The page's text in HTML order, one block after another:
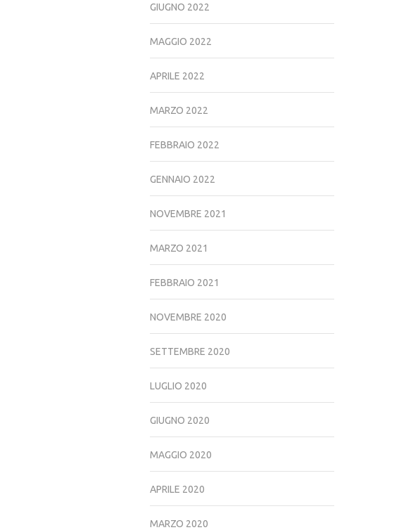
GIUGNO 2022
MAGGIO 2022
APRILE 2022
MARZO 2022
FEBBRAIO 2022
GENNAIO 2022
NOVEMBRE 2021
MARZO 2021
FEBBRAIO 2021
NOVEMBRE 2020
SETTEMBRE 2020
LUGLIO 2020
GIUGNO 2020
MAGGIO 2020
APRILE 2020
MARZO 2020